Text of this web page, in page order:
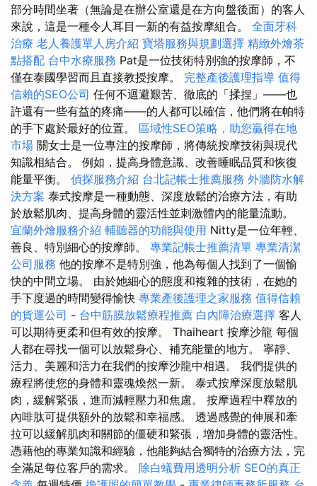
部分時間坐著（無論是在辦公室還是在方向盤後面）的客人
來說，這是一種令人耳目一新的有益按摩組合。 全面牙科
治療 老人養護單人房介紹 寶塔服務與規劃選擇 精緻外燴茶
點搭配 台中水療服務 Pat是一位技術特別強的按摩師，不
僅在泰國學習而且直接教授按摩。 完整產後護理指導 值得
信賴的SEO公司 任何不迴避艱苦、徹底的「揉捏」——也
許還有一些有益的疼痛——的人都可以確信，他們將在帕特
的手下處於最好的位置。 區域性SEO策略，助您贏得在地
市場 關女士是一位專注的按摩師，將傳統按摩技術與現代
知識相結合。 例如，提高身體意識、改善睡眠品質和恢復
能量平衡。 偵探服務介紹 台北記帳士推薦服務 外牆防水解
決方案 泰式按摩是一種動態、深度放鬆的治療方法，有助
於放鬆肌肉、提高身體的靈活性並刺激體內的能量流動。
宜蘭外燴服務介紹 輔聽器的功能與使用 Nitty是一位年輕、
善良、特別細心的按摩師。 專業記帳士推薦清單 專業清潔
公司服務 他的按摩不是特別強，他為每個人找到了一個愉
快的中間立場。 由於她細心的態度和複雜的技術，在她的
手下度過的時間變得愉快 專業產後護理之家服務 值得信賴
的貨運公司 - 台中筋膜放鬆療程推薦 白內障治療選擇 客人
可以期待更柔和但有效的按摩。 Thaiheart 按摩沙龍 每個
人都在尋找一個可以放鬆身心、補充能量的地方。 寧靜、
活力、美麗和活力在我們的按摩沙龍中相遇。 我們提供的
療程將使您的身體和靈魂煥然一新。 泰式按摩深度放鬆肌
肉，緩解緊張，進而減輕壓力和焦慮。 按摩過程中釋放的
內啡肽可提供額外的放鬆和幸福感。 透過感覺的伸展和牽
拉可以緩解肌肉和關節的僵硬和緊張，增加身體的靈活性。
憑藉他的專業知識和經驗，他能夠結合獨特的治療方法，完
全滿足每位客戶的需求。 除白蟻費用透明分析 SEO的真正